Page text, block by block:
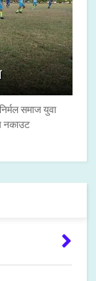
समाज युवा
नकाउट